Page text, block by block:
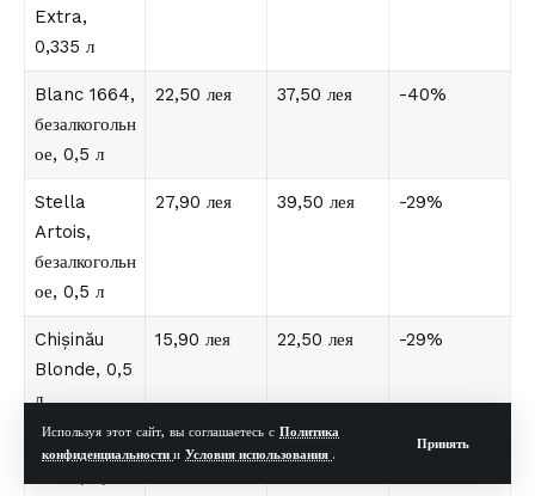
Используя этот сайт, вы соглашаетесь с Политика
конфиденциальности и Условия использования .
Принять
Extra,
0,335 л
Blanc 1664,
безалкогольн
ое, 0,5 л
22,50 лея 37,50 лея -40%
Stella
Artois,
безалкогольн
ое, 0,5 л
27,90 лея 39,50 лея -29%
Chișinău
Blonde, 0,5
л
15,90 лея 22,50 лея -29%
Kyivske
13,90 лея -28%